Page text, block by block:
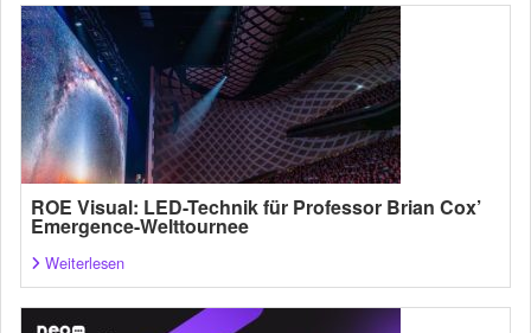
ROE Visual: LED-Technik für Professor Brian Cox’
Emergence-Welttournee
Weiterlesen